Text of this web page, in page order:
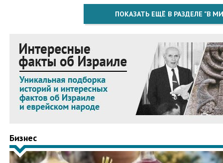
ПОКАЗАТЬ ЕЩЁ В РАЗДЕЛЕ "В
Бизнес